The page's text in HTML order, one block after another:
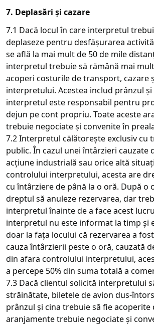
7. Deplasări și cazare
7.1 Dacă locul în care interpretul
deplaseze pentru desfășurarea
se află la mai mult de 50 de mile
interpretul trebuie să rămână mai
acoperi costurile de transport, cazare
interpretului. Acestea includ prânzul și
interpretul este responsabil pentru
dejun pe cont propriu. Toate aceste
trebuie negociate și convenite în
7.2 Interpretul călătorește exclusiv cu
public. În cazul unei întârzieri cauzate
acțiune industrială sau orice altă
controlului interpretului, acesta are
cu întârziere de până la o oră. După o
dreptul să anuleze rezervarea, dar
interpretul înainte de a face acest
interpretul nu este informat la timp și
doar la fața locului că rezervarea a
cauza întârzierii peste o oră, cauzată
din afara controlului interpretului,
a percepe 50% din suma totală a
7.3 Dacă clientul solicită interpretului
străinătate, biletele de avion dus-
prânzul și cina trebuie să fie acoperite
aranjamente trebuie negociate și